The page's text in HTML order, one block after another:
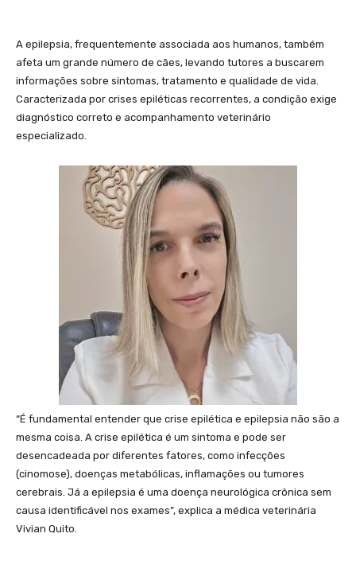
A epilepsia, frequentemente associada aos humanos, também
afeta um grande número de cães, levando tutores a buscarem
informações sobre sintomas, tratamento e qualidade de vida.
Caracterizada por crises epiléticas recorrentes, a condição exige
diagnóstico correto e acompanhamento veterinário
especializado.
“É fundamental entender que crise epilética e epilepsia não são a
mesma coisa. A crise epilética é um sintoma e pode ser
desencadeada por diferentes fatores, como infecções
(cinomose), doenças metabólicas, inflamações ou tumores
cerebrais. Já a epilepsia é uma doença neurológica crônica sem
causa identificável nos exames”, explica a médica veterinária
Vivian Quito.